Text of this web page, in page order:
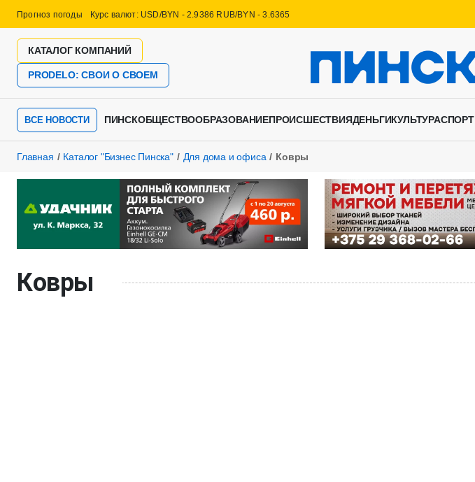
Прогноз погоды Курс валют: USD/BYN - 2.9386 RUB/BYN - 3.6365
КАТАЛОГ КОМПАНИЙ
PRODELO: СВОИ О СВОЕМ
ВСЕ НОВОСТИ ПИНСКОБЩЕСТВООБРАЗОВАНИЕПРОИСШЕСТВИЯДЕНЬГИКУЛЬТУРАСПОРТ
Главная Каталог "Бизнес Пинска" Для дома и офиса Ковры
Ковры